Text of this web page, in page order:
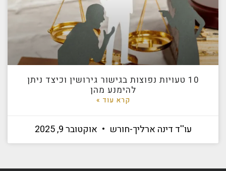
10 טעויות נפוצות בגישור גירושין וכיצד ניתן
להימנע מהן
קרא עוד »
עו''ד דינה ארליך-חורש אוקטובר 9, 2025